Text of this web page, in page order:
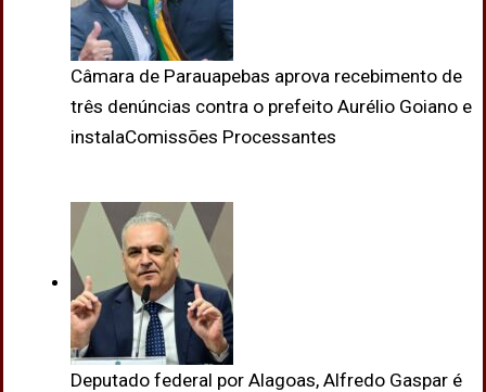
Câmara de Parauapebas aprova recebimento de
três denúncias contra o prefeito Aurélio Goiano e
instalaComissões Processantes
Deputado federal por Alagoas, Alfredo Gaspar é